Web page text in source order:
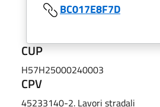
BC017E8F7D
CUP
H57H25000240003
CPV
45233140-2. Lavori stradali